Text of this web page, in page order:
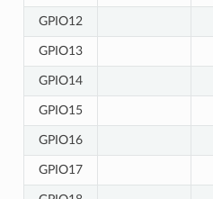
GPIO12
GPIO13
GPIO14
GPIO15
GPIO16
GPIO17